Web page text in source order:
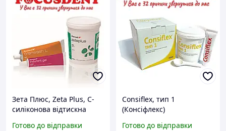
Зета Плюс, Zeta Plus, С-
силіконова відтискна
Готово до відправки
Consiflex, тип 1
(Консіфлекс)
Готово до відправки